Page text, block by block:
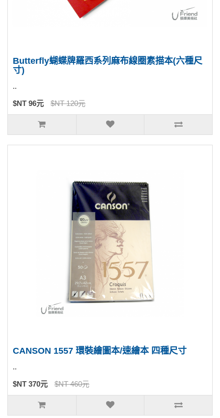
Butterfly蝴蝶牌羅西系列麻布線圈素描本(六種尺
寸)
..
$NT 96元 $NT 120元
CANSON 1557 環裝繪圖本/速繪本 四種尺寸
..
$NT 370元 $NT 460元